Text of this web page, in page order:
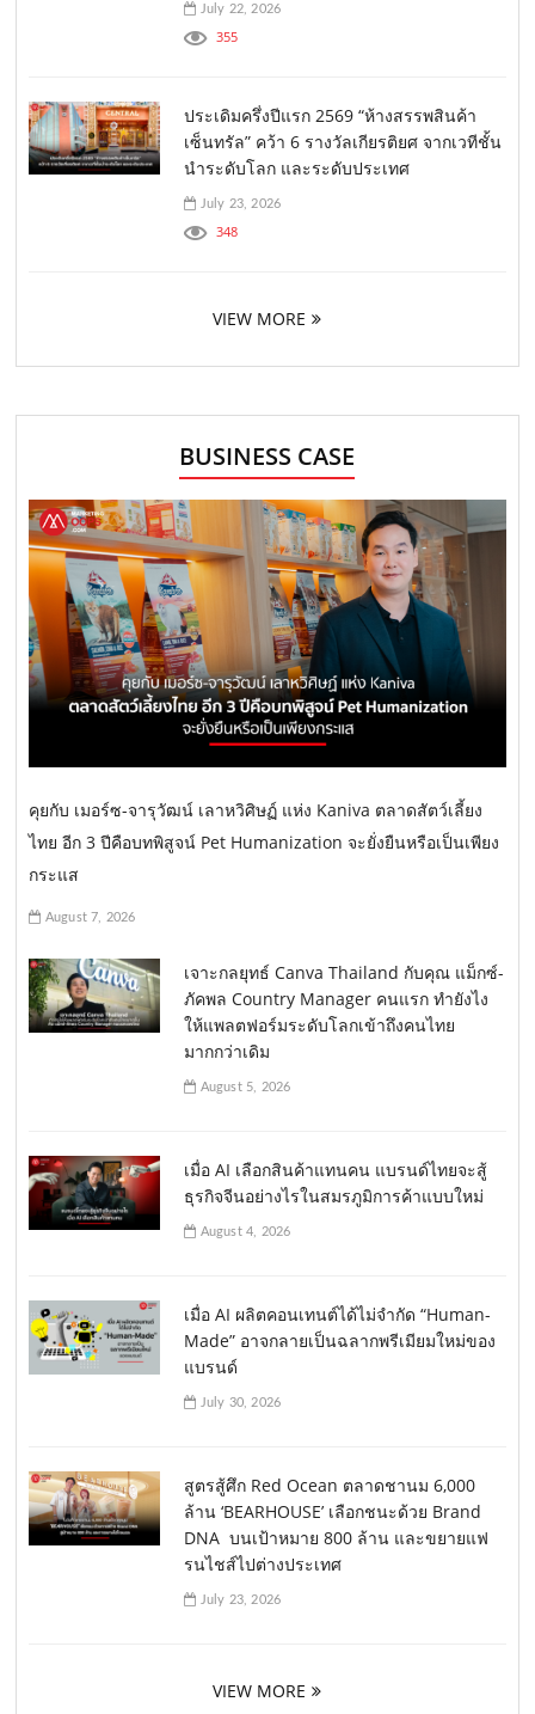
July 22, 2026
355
ประเดิมครึ่งปีแรก 2569 “ห้างสรรพสินค้า
เซ็นทรัล” คว้า 6 รางวัลเกียรติยศ จากเวทีชั้น
นำระดับโลก และระดับประเทศ
July 23, 2026
348
VIEW MORE
BUSINESS CASE
คุยกับ เมอร์ซ-จารุวัฒน์ เลาหวิศิษฏ์ แห่ง Kaniva ตลาดสัตว์เลี้ยง
ไทย อีก 3 ปีคือบทพิสูจน์ Pet Humanization จะยั่งยืนหรือเป็นเพียง
กระแส
August 7, 2026
เจาะกลยุทธ์ Canva Thailand กับคุณ แม็กซ์-
ภัคพล Country Manager คนแรก ทำยังไง
ให้แพลตฟอร์มระดับโลกเข้าถึงคนไทย
มากกว่าเดิม
August 5, 2026
เมื่อ AI เลือกสินค้าแทนคน แบรนด์ไทยจะสู้
ธุรกิจจีนอย่างไรในสมรภูมิการค้าแบบใหม่
August 4, 2026
เมื่อ AI ผลิตคอนเทนต์ได้ไม่จำกัด “Human-
Made” อาจกลายเป็นฉลากพรีเมียมใหม่ของ
แบรนด์
July 30, 2026
สูตรสู้ศึก Red Ocean ตลาดชานม 6,000
ล้าน ‘BEARHOUSE’ เลือกชนะด้วย Brand
DNA บนเป้าหมาย 800 ล้าน และขยายแฟ
รนไชส์ไปต่างประเทศ
July 23, 2026
VIEW MORE